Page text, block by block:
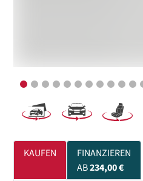
KAUFEN
FINANZIEREN
AB234,00 €